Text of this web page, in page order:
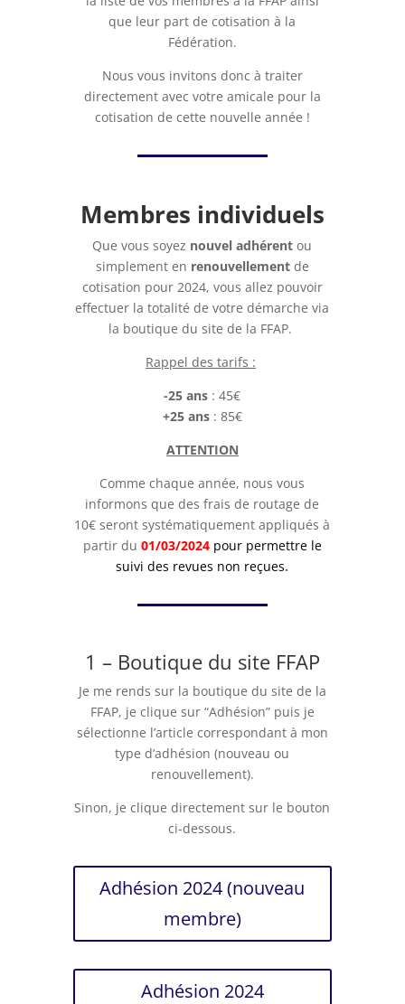
que leur part de cotisation à la
Fédération.
Nous vous invitons donc à traiter
directement avec votre amicale pour la
cotisation de cette nouvelle année !
Membres individuels
Que vous soyez nouvel adhérent ou
simplement en renouvellementde
cotisation pour 2024, vous allez pouvoir
effectuer la totalité de votre démarche via
la boutique du site de la FFAP.
Rappel des tarifs :
-25 ans : 45€
+25 ans : 85€
ATTENTION
Comme chaque année, nous vous
informons que des frais de routage de
10€ seront systématiquement appliqués à
partir du 01/03/2024 pour permettre le
suivi des revues non reçues.
1 – Boutique du site FFAP
Je me rends sur la boutique du site de la
FFAP, je clique sur “Adhésion” puis je
sélectionne l’article correspondant à mon
type d’adhésion (nouveau ou
renouvellement).
Sinon, je clique directement sur le bouton
ci-dessous.
Adhésion 2024 (nouveau
membre)
Adhésion 2024